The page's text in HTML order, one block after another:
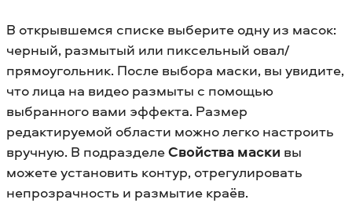
В открывшемся списке выберите одну из масок:
черный, размытый или пиксельный овал/
прямоугольник. После выбора маски, вы увидите,
что лица на видео размыты с помощью
выбранного вами эффекта. Размер
редактируемой области можно легко настроить
вручную. В подразделеСвойства маски вы
можете установить контур, отрегулировать
непрозрачность и размытие краёв.